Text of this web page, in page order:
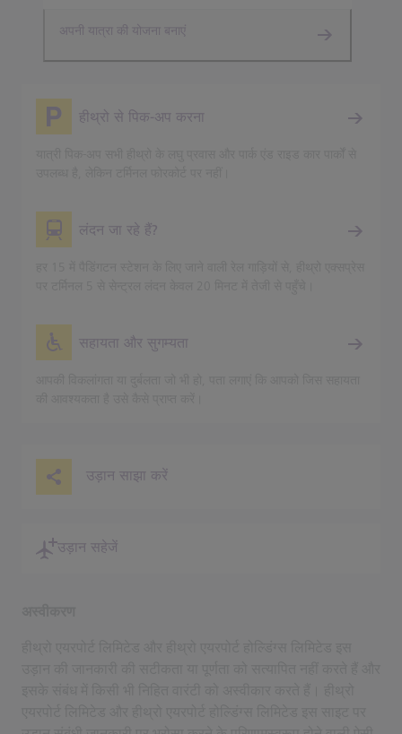
अपनी यात्रा की योजना बनाएं
हीथ्रो से पिक-अप करना
लंदन जा रहे हैं?
सहायता और सुगम्यता
उड़ान साझा करें
उड़ान सहेजें